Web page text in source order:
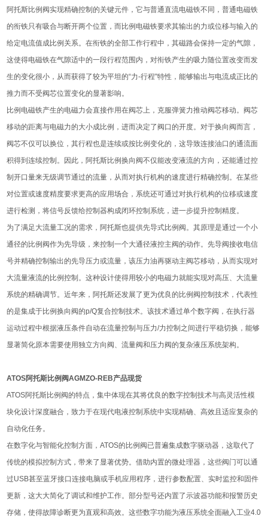
阿托斯比例阀实现精确控制的关键元件，它与普通直流电磁铁不同，普通电磁铁
的衔铁只有吸合与断开两个位置，而比例电磁铁要求其输出的力或位移与输入的
给定电流值成比例关系。在衔铁的全部工作行程中，其磁路会保持一定的气隙，
这使得电磁铁在气隙适中的一段行程范围内，对衔铁产生的吸力随位置改变而发
生的变化很小，从而获得了较为平坦的“力-行程"特性，能够输出与电流成正比的
推力而不受阀芯位置变化的显著影响。
比例电磁铁产生的电磁力会直接作用在阀芯上，克服弹簧力推动阀芯移动。阀芯
移动的距离与电磁力的大小成比例，进而决定了阀口的开度。对于换向阀而言，
阀芯不仅可以换位，其行程也是连续或按比例变化的，这导致连接油口的通流面
积得到连续控制。因此，阿托斯比例换向阀不仅能改变液流的方向，还能通过控
制开口量来无级调节通过的流量，从而对执行机构的速度进行精确控制。在某些
对位置或速度精度要求更高的应用场合，系统还可通过对执行机构的位移或速度
进行检测，将信号反馈给控制器构成闭环控制系统，进一步提升控制精度。
为了满足大流量工况的需求，阿托斯也提供先导式比例阀。其原理是通过一个小
通径的比例阀作为先导级，来控制一个大通径液控主阀的动作。先导阀接收电信
号并精确控制输出的先导压力或流量，该压力油再驱动主阀芯移动，从而实现对
大流量液流的比例控制。这种设计使得用较小的电磁力就能实现对高压、大流量
系统的精确调节。近年来，阿托斯还发展了更为优良的比例阀控制技术，代表性
的是集成于比例换向阀的p/Q复合控制技术。该技术通过单个数字阀，在执行器
运动过程中根据液压条件自动在流量控制与压力/力控制之间进行平稳切换，能够
显著简化原本需要使用独立方向阀、流量阀和压力阀的复杂液压系统架构。
ATOS阿托斯比例阀AGMZO-REB产品现货
ATOS阿托斯比例阀的特点，集中体现在其将优良的数字控制技术与高灵活性模
块化设计深度融合，致力于在现代电液控制系统中实现精确、高效且适应复杂的
自动化任务。
在数字化与智能化控制方面，ATOS的比例阀已普遍集成数字驱动器，这取代了
传统的模拟控制方式，带来了显著优势。借助内置的微处理器，这些阀门可以通
过USB甚至蓝牙接口连接电脑或手机应用程序，进行参数配置、实时监控和固件
更新，这大大简化了调试和维护工作。部分型号还内置了示波器功能和报警历史
存储，使得故障诊断更为直观和高效。这些数字功能为液压系统全面融入工业4.0